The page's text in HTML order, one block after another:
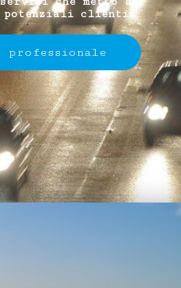
potenziali clienti.
professionale